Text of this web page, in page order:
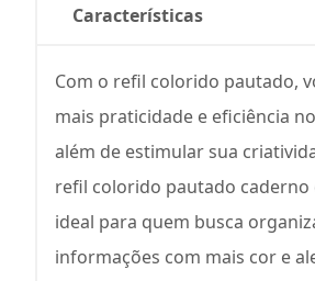
Características
Com o refil colorido pautado,
mais praticidade e eficiência
além de estimular sua
refil colorido pautado caderno
ideal para quem busca
informações com mais cor e